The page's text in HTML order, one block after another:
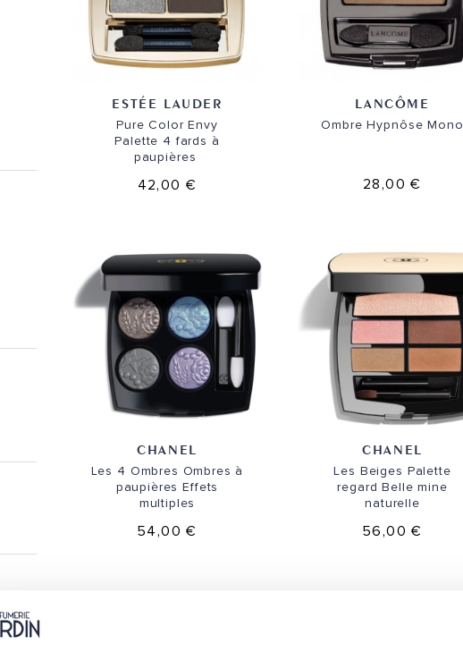
ESTÉE LAUDER
Pure Color Envy
Palette 4 fards à
paupières
42,00 €
LANCÔME
Ombre Hypnôse Mono
28,00 €
CHANEL
Les 4 Ombres Ombres à
paupières Effets
multiples
54,00 €
CHANEL
Les Beiges Palette
regard Belle mine
naturelle
56,00 €